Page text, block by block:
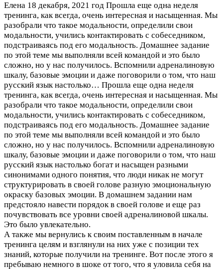
Елена 18 декабря, 2021 год Прошла еще одна неделя
тренинга, как всегда, очень интересная и насыщенная. Мы
разобрали что такое модальности, определили свои
модальности, учились контактировать с собеседником,
подстраиваясь под его модальность. Домашнее задание
по этой теме мы выполняли всей командой и это было
сложно, но у нас получилось. Вспомнили адреналиновую
шкалу, базовые эмоции и даже поговорили о том, что наш
русский язык настолько… Прошла еще одна неделя
тренинга, как всегда, очень интересная и насыщенная. Мы
разобрали что такое модальности, определили свои
модальности, учились контактировать с собеседником,
подстраиваясь под его модальность. Домашнее задание
по этой теме мы выполняли всей командой и это было
сложно, но у нас получилось. Вспомнили адреналиновую
шкалу, базовые эмоции и даже поговорили о том, что наш
русский язык настолько богат и насыщен разными
синонимами одного понятия, что люди никак не могут
структурировать в своей голове разную эмоциональную
окраску базовых эмоции. В домашнем задании нам
предстояло навести порядок в своей голове и еще раз
почувствовать все уровни своей адреналиновой шкалы.
Это было увлекательно.
А также мы вернулись к своим поставленным в начале
тренинга целям и взглянули на них уже с позиции тех
знаний, которые получили на тренинге. Вот после этого я
пребываю немного в шоке от того, что я уловила себя на